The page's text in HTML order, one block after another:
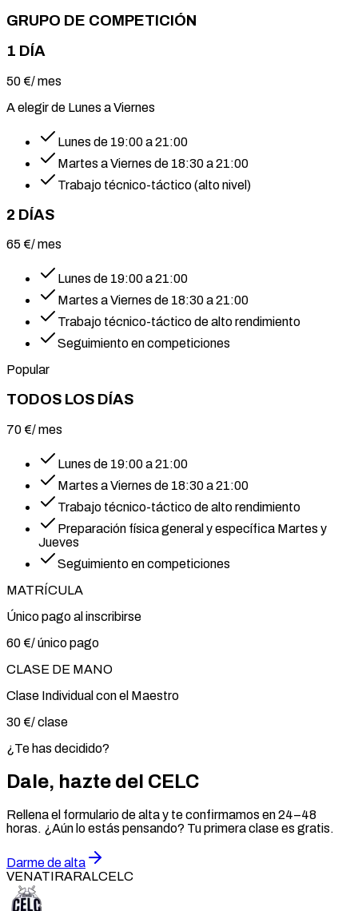
GRUPO DE COMPETICIÓN
1 DÍA
50 €/ mes
A elegir de Lunes a Viernes
Lunes de 19:00 a 21:00
Martes a Viernes de 18:30 a 21:00
Trabajo técnico-táctico (alto nivel)
2 DÍAS
65 €/ mes
Lunes de 19:00 a 21:00
Martes a Viernes de 18:30 a 21:00
Trabajo técnico-táctico de alto rendimiento
Seguimiento en competiciones
Popular
TODOS LOS DÍAS
70 €/ mes
Lunes de 19:00 a 21:00
Martes a Viernes de 18:30 a 21:00
Trabajo técnico-táctico de alto rendimiento
Preparación física general y específica Martes y
Jueves
Seguimiento en competiciones
MATRÍCULA
Único pago al inscribirse
60 €/ único pago
CLASE DE MANO
Clase Individual con el Maestro
30 €/ clase
¿Te has decidido?
Dale, hazte del CELC
Rellena el formulario de alta y te confirmamos en 24–48
horas. ¿Aún lo estás pensando? Tu primera clase es gratis.
Darme de alta
VENATIRARALCELC